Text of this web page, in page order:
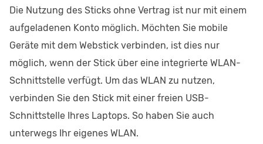
Die Nutzung des Sticks ohne Vertrag ist nur mit einem
aufgeladenen Konto möglich. Möchten Sie mobile
Geräte mit dem Webstick verbinden, ist dies nur
möglich, wenn der Stick über eine integrierte WLAN-
Schnittstelle verfügt. Um das WLAN zu nutzen,
verbinden Sie den Stick mit einer freien USB-
Schnittstelle Ihres Laptops. So haben Sie auch
unterwegs Ihr eigenes WLAN.